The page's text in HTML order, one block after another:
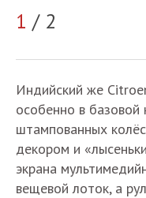
1 / 2
Индийский же
особенно в базовой
штампованных
декором и
экрана
вещевой лоток, а